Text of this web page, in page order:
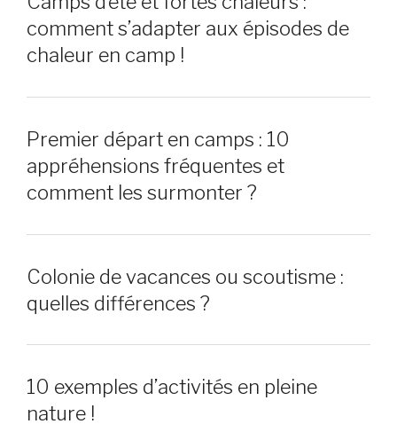
comment s’adapter aux épisodes de
chaleur en camp !
Premier départ en camps : 10
appréhensions fréquentes et
comment les surmonter ?
Colonie de vacances ou scoutisme :
quelles différences ?
10 exemples d’activités en pleine
nature !